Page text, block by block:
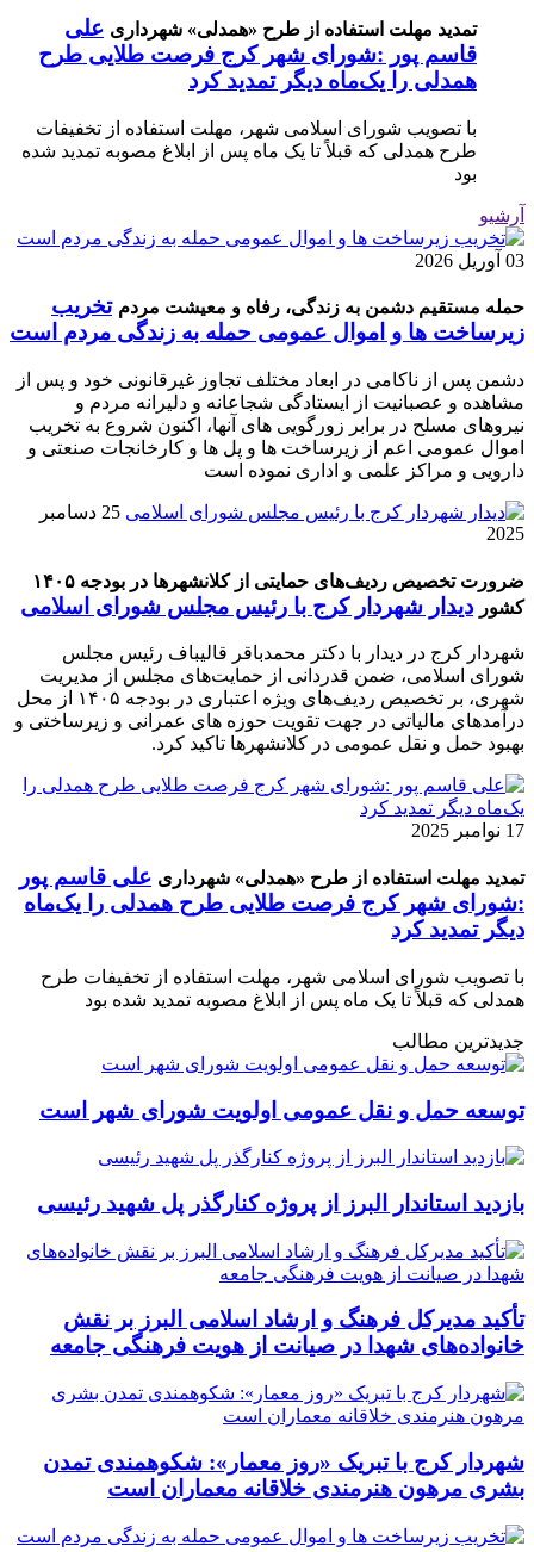
تمدید مهلت استفاده از طرح «همدلی» شهرداری علی
قاسم پور :شورای شهر کرج فرصت طلایی طرح
همدلی را یک‌ماه دیگر تمدید کرد
با تصویب شورای اسلامی شهر، مهلت استفاده از تخفیفات
طرح همدلی که قبلاً تا یک ماه پس از ابلاغ مصوبه تمدید شده
بود
آرشیو
03 آوریل 2026
حمله مستقیم دشمن به زندگی، رفاه و معیشت مردم تخریب
زیرساخت ها و اموال عمومی حمله به زندگی مردم است
دشمن پس از ناکامی در ابعاد مختلف تجاوز غیرقانونی خود و پس از
مشاهده و عصبانیت از ایستادگی شجاعانه و دلیرانه مردم و
نیروهای مسلح در برابر زورگویی های آنها، اکنون شروع به تخریب
اموال عمومی اعم از زیرساخت ها و پل ها و کارخانجات صنعتی و
دارویی و مراکز علمی و اداری نموده است
25 دسامبر
2025
ضرورت تخصیص ردیف‌های حمایتی از کلانشهرها در بودجه ۱۴۰۵
کشور دیدار شهردار کرج با رئیس مجلس شورای اسلامی
شهردار کرج در دیدار با دکتر محمدباقر قالیباف رئیس مجلس
شورای اسلامی، ضمن قدردانی از حمایت‌های مجلس از مدیریت
شهری، بر تخصیص ردیف‌های ویژه اعتباری در بودجه ۱۴۰۵ از محل
درآمدهای مالیاتی در جهت تقویت حوزه های عمرانی و زیرساختی و
بهبود حمل و نقل عمومی در کلانشهرها تاکید کرد.
17 نوامبر 2025
تمدید مهلت استفاده از طرح «همدلی» شهرداری علی قاسم پور
:شورای شهر کرج فرصت طلایی طرح همدلی را یک‌ماه
دیگر تمدید کرد
با تصویب شورای اسلامی شهر، مهلت استفاده از تخفیفات طرح
همدلی که قبلاً تا یک ماه پس از ابلاغ مصوبه تمدید شده بود
جدیدترین مطالب
توسعه حمل و نقل عمومی اولویت شورای شهر است
بازدید استاندار البرز از پروژه کنارگذر پل شهید رئیسی
تأکید مدیرکل فرهنگ و ارشاد اسلامی البرز بر نقش
خانواده‌های شهدا در صیانت از هویت فرهنگی جامعه
شهردار کرج با تبریک «روز معمار»: شکوهمندی تمدن
بشری مرهون هنرمندی خلاقانه معماران است